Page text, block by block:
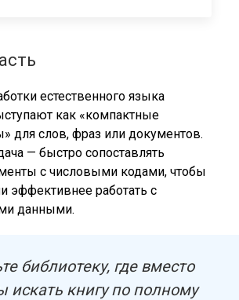
естественного языка
как «компактные
для слов, фраз или документов.
— быстро сопоставлять
с числовыми кодами, чтобы
эффективнее работать с
данными.
библиотеку, где вместо
искать книгу по полному